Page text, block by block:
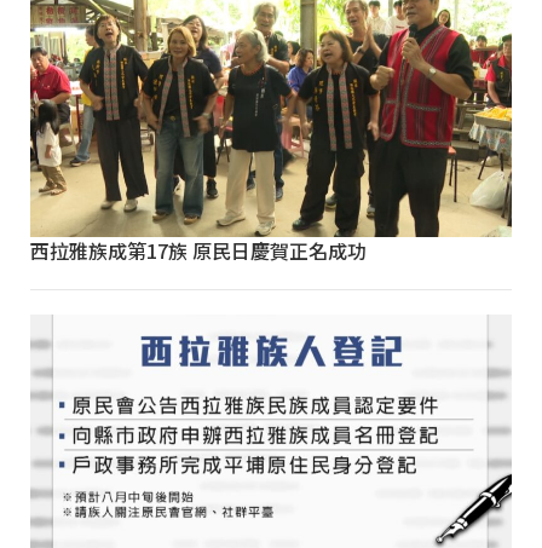
西拉雅族成第17族 原民日慶賀正名成功